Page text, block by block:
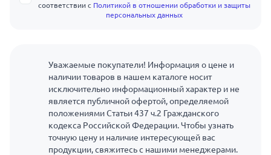
соответствии с Политикой в отношении обработки и защиты
персональных данных
Уважаемые покупатели! Информация о цене и
наличии товаров в нашем каталоге носит
исключительно информационный характер и не
является публичной офертой, определяемой
положениями Статьи 437 ч.2 Гражданского
кодекса Российской Федерации. Чтобы узнать
точную цену и наличие интересующей вас
продукции, свяжитесь с нашими менеджерами.